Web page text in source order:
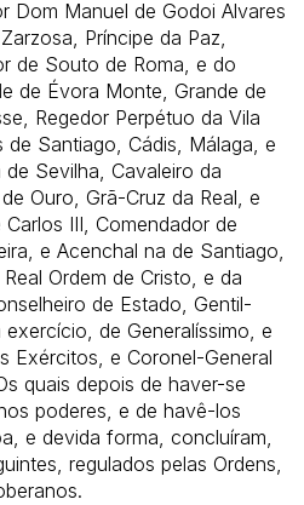
Dom Manuel de Godoi Alvares
Príncipe da Paz,
de Souto de Roma, e do
de Évora Monte, Grande de
Regedor Perpétuo da Vila
de Santiago, Cádis, Málaga, e
Sevilha, Cavaleiro da
Ouro, Grã-Cruz da Real, e
III, Comendador de
e Acenchal na de Santiago,
Ordem de Cristo, e da
de Estado, Gentil-
de Generalíssimo, e
Exércitos, e Coronel-General
quais depois de haver-se
poderes, e de havê-los
e devida forma, concluíram,
regulados pelas Ordens,